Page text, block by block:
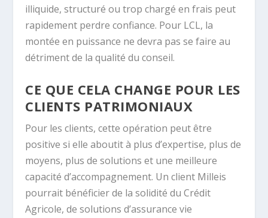
illiquide, structuré ou trop chargé en frais peut
rapidement perdre confiance. Pour LCL, la
montée en puissance ne devra pas se faire au
détriment de la qualité du conseil.
CE QUE CELA CHANGE POUR LES
CLIENTS PATRIMONIAUX
Pour les clients, cette opération peut être
positive si elle aboutit à plus d’expertise, plus de
moyens, plus de solutions et une meilleure
capacité d’accompagnement. Un client Milleis
pourrait bénéficier de la solidité du Crédit
Agricole, de solutions d’assurance vie